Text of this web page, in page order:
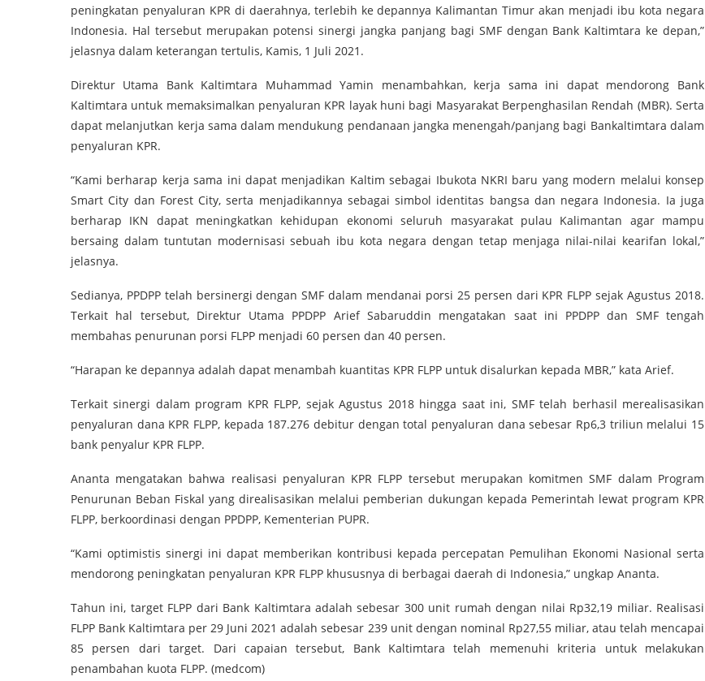
peningkatan penyaluran KPR di daerahnya, terlebih ke depannya Kalimantan Timur akan menjadi ibu kota negara
Indonesia. Hal tersebut merupakan potensi sinergi jangka panjang bagi SMF dengan Bank Kaltimtara ke depan,”
jelasnya dalam keterangan tertulis, Kamis, 1 Juli 2021.
Direktur Utama Bank Kaltimtara Muhammad Yamin menambahkan, kerja sama ini dapat mendorong Bank
Kaltimtara untuk memaksimalkan penyaluran KPR layak huni bagi Masyarakat Berpenghasilan Rendah (MBR). Serta
dapat melanjutkan kerja sama dalam mendukung pendanaan jangka menengah/panjang bagi Bankaltimtara dalam
penyaluran KPR.
“Kami berharap kerja sama ini dapat menjadikan Kaltim sebagai Ibukota NKRI baru yang modern melalui konsep
Smart City dan Forest City, serta menjadikannya sebagai simbol identitas bangsa dan negara Indonesia. Ia juga
berharap IKN dapat meningkatkan kehidupan ekonomi seluruh masyarakat pulau Kalimantan agar mampu
bersaing dalam tuntutan modernisasi sebuah ibu kota negara dengan tetap menjaga nilai-nilai kearifan lokal,”
jelasnya.
Sedianya, PPDPP telah bersinergi dengan SMF dalam mendanai porsi 25 persen dari KPR FLPP sejak Agustus 2018.
Terkait hal tersebut, Direktur Utama PPDPP Arief Sabaruddin mengatakan saat ini PPDPP dan SMF tengah
membahas penurunan porsi FLPP menjadi 60 persen dan 40 persen.
“Harapan ke depannya adalah dapat menambah kuantitas KPR FLPP untuk disalurkan kepada MBR,” kata Arief.
Terkait sinergi dalam program KPR FLPP, sejak Agustus 2018 hingga saat ini, SMF telah berhasil merealisasikan
penyaluran dana KPR FLPP, kepada 187.276 debitur dengan total penyaluran dana sebesar Rp6,3 triliun melalui 15
bank penyalur KPR FLPP.
Ananta mengatakan bahwa realisasi penyaluran KPR FLPP tersebut merupakan komitmen SMF dalam Program
Penurunan Beban Fiskal yang direalisasikan melalui pemberian dukungan kepada Pemerintah lewat program KPR
FLPP, berkoordinasi dengan PPDPP, Kementerian PUPR.
“Kami optimistis sinergi ini dapat memberikan kontribusi kepada percepatan Pemulihan Ekonomi Nasional serta
mendorong peningkatan penyaluran KPR FLPP khususnya di berbagai daerah di Indonesia,” ungkap Ananta.
Tahun ini, target FLPP dari Bank Kaltimtara adalah sebesar 300 unit rumah dengan nilai Rp32,19 miliar. Realisasi
FLPP Bank Kaltimtara per 29 Juni 2021 adalah sebesar 239 unit dengan nominal Rp27,55 miliar, atau telah mencapai
85 persen dari target. Dari capaian tersebut, Bank Kaltimtara telah memenuhi kriteria untuk melakukan
penambahan kuota FLPP. (medcom)